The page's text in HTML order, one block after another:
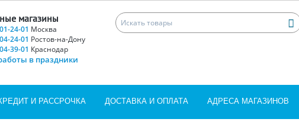
магазины
24-01 Москва
24-01 Ростов-на-Дону
39-01 Краснодар
в праздники
И РАССРОЧКА ДОСТАВКА И ОПЛАТА АДРЕСА МАГАЗИНОВ